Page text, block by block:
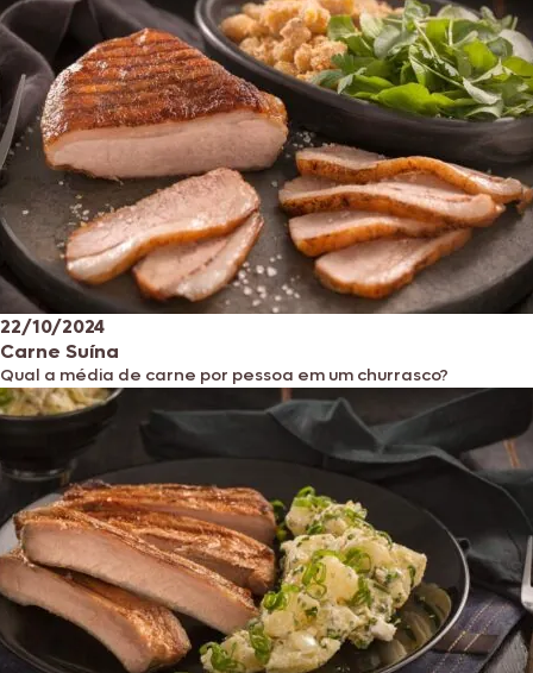
22/10/2024
Carne Suína
Qual a média de carne por pessoa em um churrasco?